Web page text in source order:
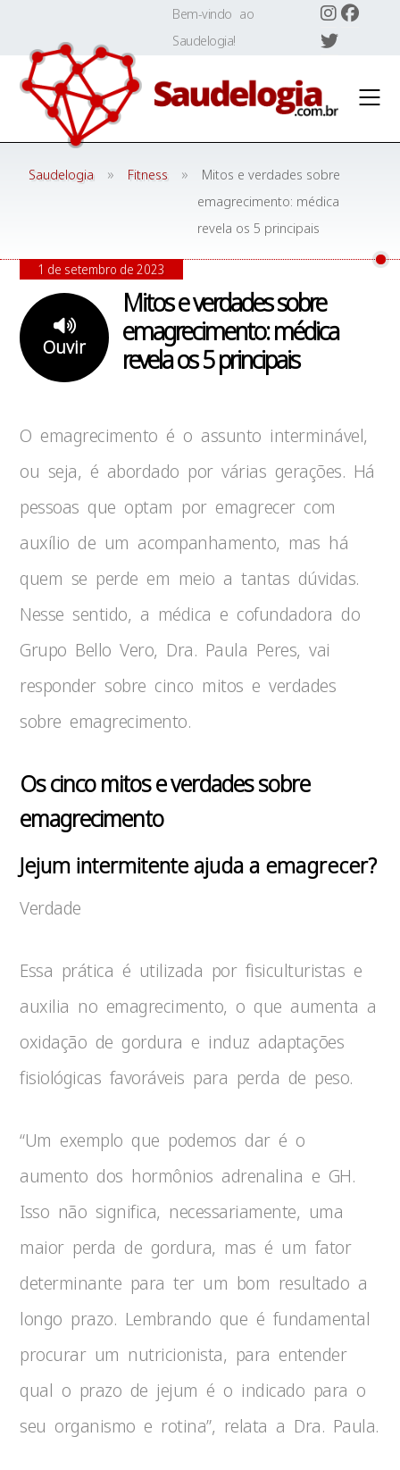
content
Bem-vindo ao
Saudelogia!
Saudelogia » Fitness »
Mitos e verdades sobre
emagrecimento: médica
revela os 5 principais
Mitos e verdades sobre
emagrecimento: médica
revela os 5 principais
Ouvir
1 de setembro de 2023
O emagrecimento é o assunto interminável,
ou seja, é abordado por várias gerações. Há
pessoas que optam por emagrecer com
auxílio de um acompanhamento, mas há
quem se perde em meio a tantas dúvidas.
Nesse sentido, a médica e cofundadora do
Grupo Bello Vero, Dra. Paula Peres, vai
responder sobre cinco mitos e verdades
sobre emagrecimento.
Os cinco mitos e verdades sobre
emagrecimento
Jejum intermitente ajuda a emagrecer?
Verdade
Essa prática é utilizada por fisiculturistas e
auxilia no emagrecimento, o que aumenta a
oxidação de gordura e induz adaptações
fisiológicas favoráveis para perda de peso.
“Um exemplo que podemos dar é o
aumento dos hormônios adrenalina e GH.
Isso não significa, necessariamente, uma
maior perda de gordura, mas é um fator
determinante para ter um bom resultado a
longo prazo. Lembrando que é fundamental
procurar um nutricionista, para entender
qual o prazo de jejum é o indicado para o
seu organismo e rotina”, relata a Dra. Paula.